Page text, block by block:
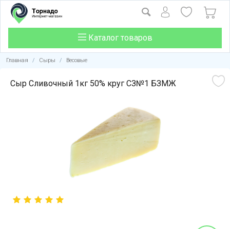
Каталог товаров
Главная / Сыры / Весовые
Сыр Сливочный 1кг 50% круг СЗ№1 БЗМЖ